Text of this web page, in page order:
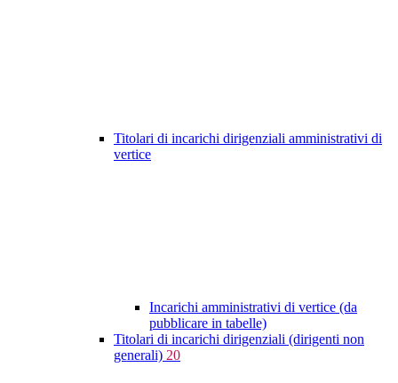
Titolari di incarichi dirigenziali amministrativi di
vertice
Incarichi amministrativi di vertice (da
pubblicare in tabelle)
Titolari di incarichi dirigenziali (dirigenti non
generali) 20